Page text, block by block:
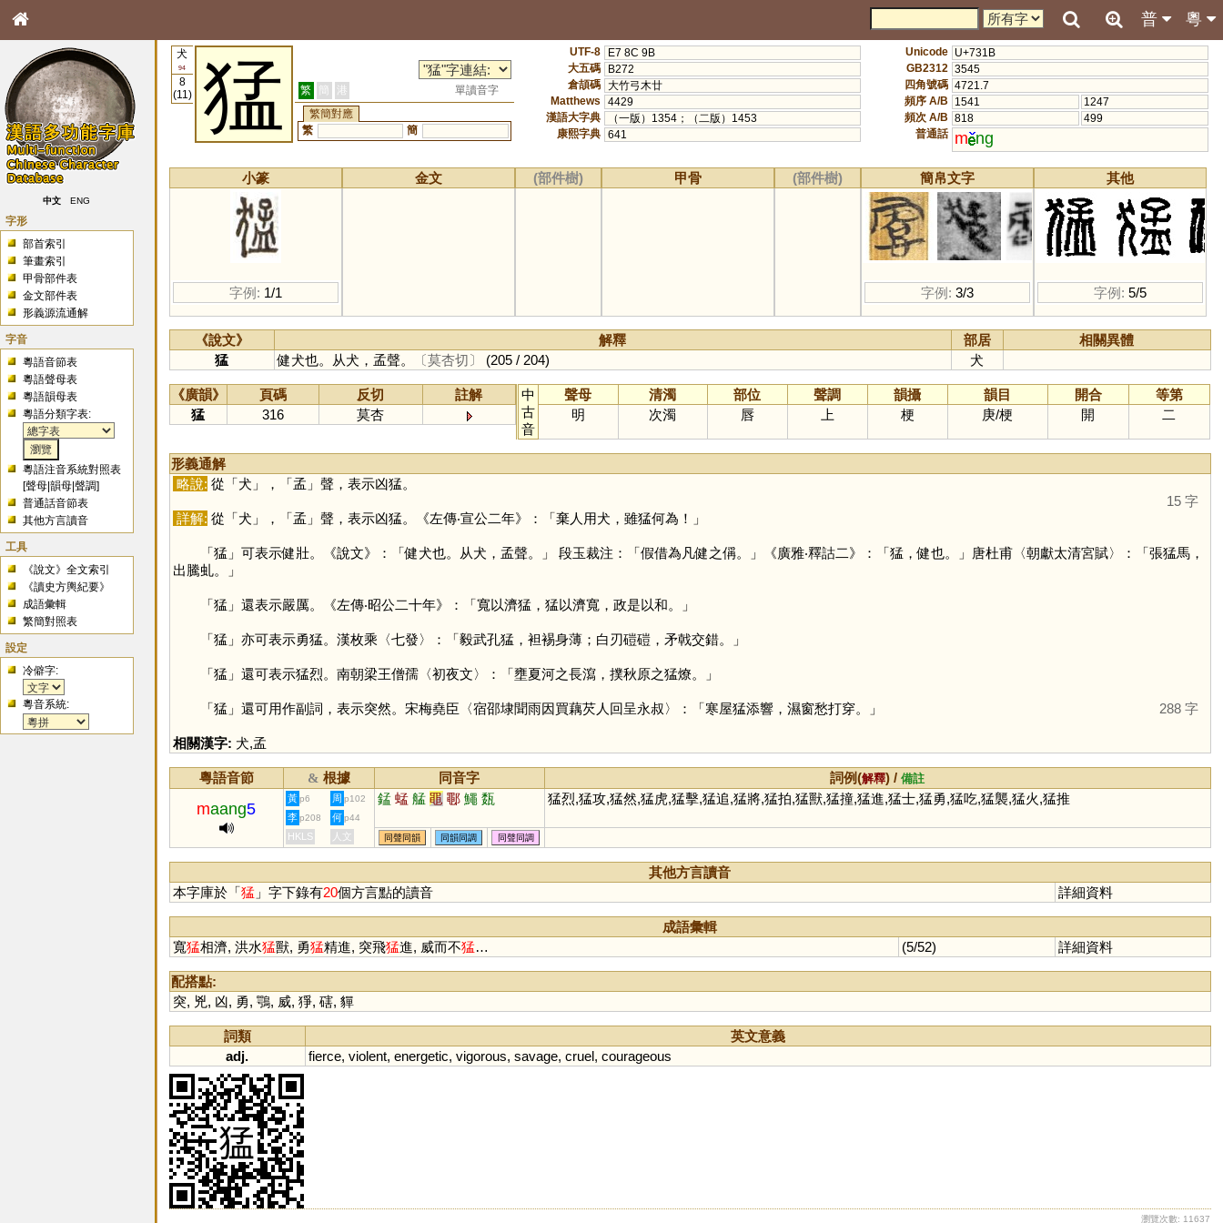
粵
普
中文 ENG
字形
部首索引
筆畫索引
甲骨部件表
金文部件表
形義源流通解
字音
粵語音節表
粵語聲母表
粵語韻母表
粵語分類字表:
粵語注音系統對照表
[聲母 |韻母 |聲調]
普通話音節表
其他方言讀音
工具
《說文》全文索引
《讀史方輿紀要》
成語彙輯
繁簡對照表
設定
冷僻字:
粵音系統:
犬
94
8
(11)
猛 繁 簡 港
單讀音字
繁簡對應
繁
簡
UTF-8
E7 8C 9B
大五碼
B272
倉頡碼 大竹弓木廿
Matthews
4429
漢語大字典
（一版）1354；（二版）1453
康熙字典 641
Unicode U+731B
GB2312 3545
四角號碼 4721.7
頻序 A/B
1541
1247
頻次 A/B 818
499
普通話 m ng
小篆
字例: 1/1
金文 (部件樹) 甲骨 (部件樹) 簡帛文字
字例: 3/3
其他
字例: 5/5
《說文》 解釋 部居
相關異體
猛
健犬也。从犬，孟聲。 〔莫杏切〕 (205 / 204) 犬
《廣韻》 頁碼 反切
註解
猛
316 莫杏
中
古
音
聲母 清濁 部位 聲調 韻攝 韻目 開合
等第
明
次濁 唇 上 梗 庚/梗 開 二
形義通解
略說: 從「犬 」，「孟 」聲，表示凶猛。
15 字
詳解: 從「犬 」，「孟 」聲，表示凶猛。《左傳‧宣公二年》：「棄人用犬，雖猛何為！」
「猛」可表示健壯。《說文》：「健犬也。从犬，孟聲。」 段玉裁注：「假借為凡健之偁。」《廣雅‧釋詁二》：「猛，健也。」唐杜甫〈朝獻太清宮賦〉：「張猛馬，
出騰虬。」
「猛」還表示嚴厲。《左傳‧昭公二十年》：「寬以濟猛，猛以濟寬，政是以和。」
「猛」亦可表示勇猛。漢枚乘〈七發〉：「毅武孔猛，袒裼身薄；白刃磑磑，矛戟交錯。」
「猛」還可表示猛烈。南朝梁王僧孺〈初夜文〉：「壅夏河之長瀉，撲秋原之猛燎。」
「猛」還可用作副詞，表示突然。宋梅堯臣〈宿邵埭聞雨因買藕芡人回呈永叔〉：「寒屋猛添響，濕窗愁打穿。」 288 字
相關漢字: 犬,孟
粵語音節 & 根據 同音字 詞例(解釋) /備註
maang5
黃 p6 周 p102 錳 蜢 艋 黽 鄳 鱦 瓾 猛烈,猛攻,猛然,猛虎,猛擊,猛追,猛將,猛拍,猛獸,猛撞,猛進,猛士,猛勇,猛吃,猛襲,猛火,猛推
李 p208 何 p44
HKLS 人文 同聲同韻 同韻同調 同聲同調
其他方言讀音
本字庫於「猛」字下錄有20個方言點的讀音 詳細資料
成語彙輯
寬猛相濟, 洪水猛獸, 勇猛精進, 突飛猛進, 威而不猛… (5/52) 詳細資料
配搭點:
突, 兇, 凶, 勇, 鶚, 威, 猙, 磍, 貚
詞類
英文意義
adj.
fierce, violent, energetic, vigorous, savage, cruel, courageous
瀏覽次數: 11637